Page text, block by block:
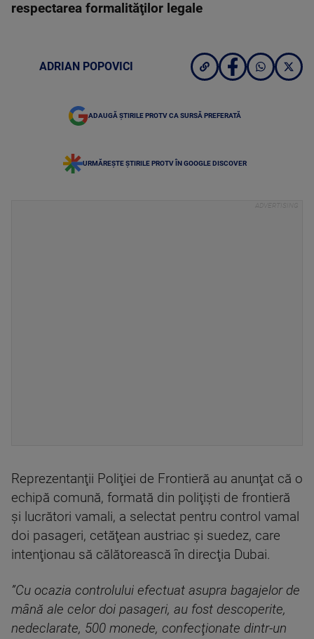
respectarea formalităţilor legale
ADRIAN POPOVICI
ADAUGĂ ȘTIRILE PROTV CA SURSĂ PREFERATĂ
URMĂREȘTE ȘTIRILE PROTV ÎN GOOGLE DISCOVER
Reprezentanţii Poliţiei de Frontieră au anunţat că o
echipă comună, formată din poliţişti de frontieră
şi lucrători vamali, a selectat pentru control vamal
doi pasageri, cetăţean austriac şi suedez, care
intenţionau să călătorească în direcţia Dubai.
”Cu ocazia controlului efectuat asupra bagajelor de
mână ale celor doi pasageri, au fost descoperite,
nedeclarate, 500 monede, confecţionate dintr-un